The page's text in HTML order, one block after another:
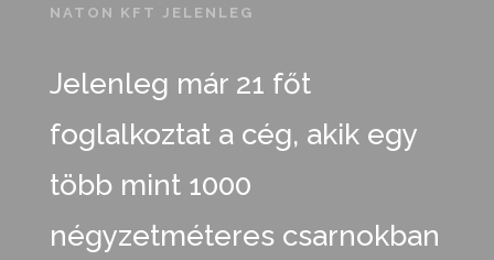
NATON KFT JELENLEG
Jelenleg már 21 főt
foglalkoztat a cég, akik egy
több mint 1000
négyzetméteres csarnokban